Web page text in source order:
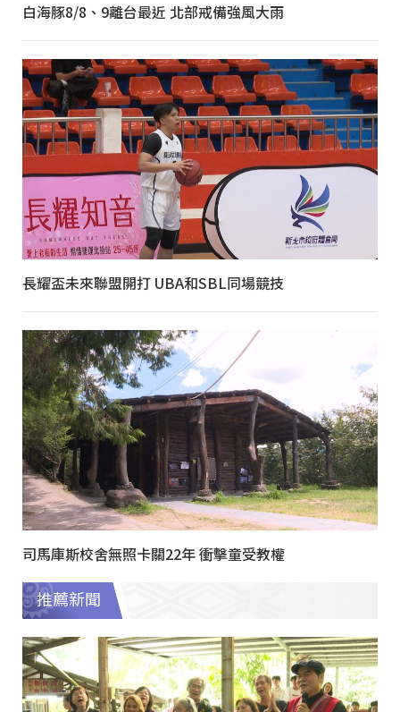
白海豚8/8、9離台最近 北部戒備強風大雨
長耀盃未來聯盟開打 UBA和SBL同場競技
司馬庫斯校舍無照卡關22年 衝擊童受教權
推薦新聞